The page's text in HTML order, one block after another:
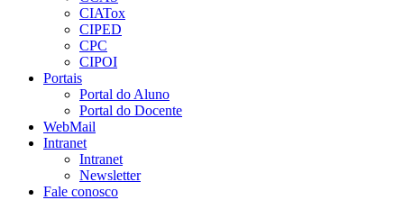
CIATox
CIPED
CPC
CIPOI
Portais
Portal do Aluno
Portal do Docente
WebMail
Intranet
Intranet
Newsletter
Fale conosco